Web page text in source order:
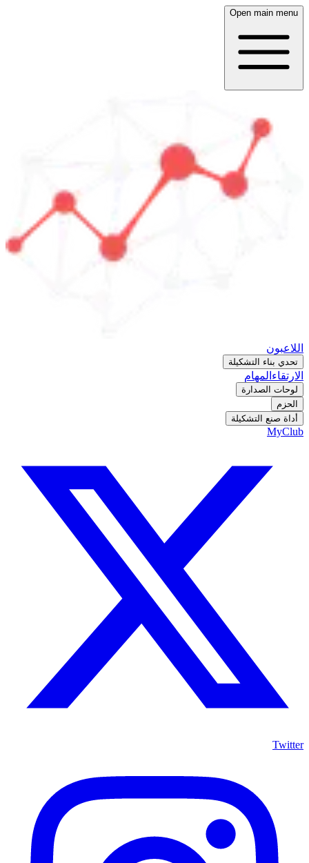
Open main menu
اللاعبون
تحدي بناء التشكيلة
الارتقاء المهام
لوحات الصدارة
الحزم
أداة صنع التشكيلة
MyClub
Twitter